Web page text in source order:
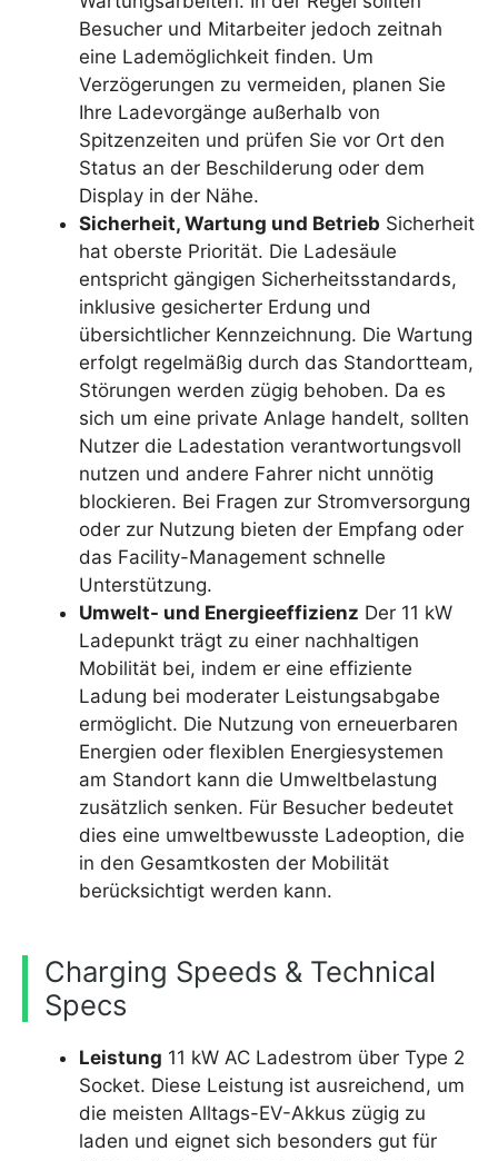
Besucher und Mitarbeiter jedoch zeitnah
eine Lademöglichkeit finden. Um
Verzögerungen zu vermeiden, planen Sie
Ihre Ladevorgänge außerhalb von
Spitzenzeiten und prüfen Sie vor Ort den
Status an der Beschilderung oder dem
Display in der Nähe.
Sicherheit, Wartung und Betrieb Sicherheit
hat oberste Priorität. Die Ladesäule
entspricht gängigen Sicherheitsstandards,
inklusive gesicherter Erdung und
übersichtlicher Kennzeichnung. Die Wartung
erfolgt regelmäßig durch das Standortteam,
Störungen werden zügig behoben. Da es
sich um eine private Anlage handelt, sollten
Nutzer die Ladestation verantwortungsvoll
nutzen und andere Fahrer nicht unnötig
blockieren. Bei Fragen zur Stromversorgung
oder zur Nutzung bieten der Empfang oder
das Facility-Management schnelle
Unterstützung.
Umwelt- und Energieeffizienz Der 11 kW
Ladepunkt trägt zu einer nachhaltigen
Mobilität bei, indem er eine effiziente
Ladung bei moderater Leistungsabgabe
ermöglicht. Die Nutzung von erneuerbaren
Energien oder flexiblen Energiesystemen
am Standort kann die Umweltbelastung
zusätzlich senken. Für Besucher bedeutet
dies eine umweltbewusste Ladeoption, die
in den Gesamtkosten der Mobilität
berücksichtigt werden kann.
Charging Speeds & Technical
Specs
Leistung 11 kW AC Ladestrom über Type 2
Socket. Diese Leistung ist ausreichend, um
die meisten Alltags-EV-Akkus zügig zu
laden und eignet sich besonders gut für